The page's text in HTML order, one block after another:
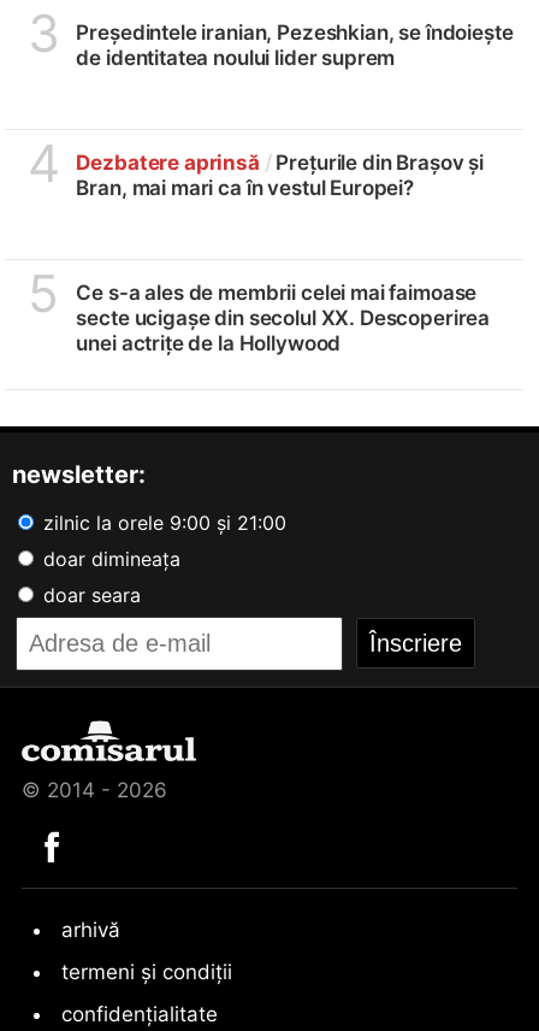
3
Președintele iranian, Pezeshkian, se îndoiește
de identitatea noului lider suprem
4 Dezbatere aprinsă /Prețurile din Brașov și
Bran, mai mari ca în vestul Europei?
5
Ce s-a ales de membrii celei mai faimoase
secte ucigașe din secolul XX. Descoperirea
unei actrițe de la Hollywood
newsletter:
zilnic la orele 9:00 și 21:00
doar dimineața
doar seara
© 2014 - 2026
arhivă
termeni și condiții
confidențialitate